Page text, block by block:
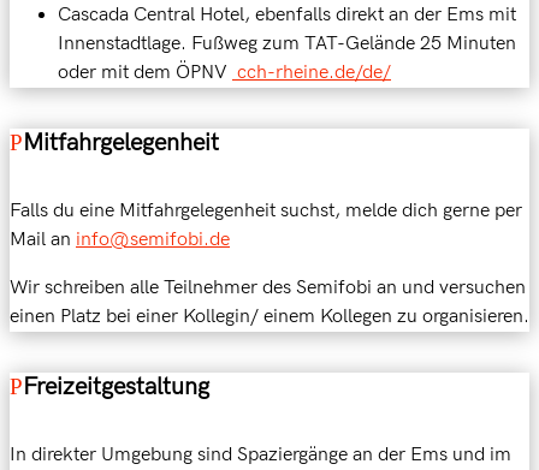
Cascada Central Hotel, ebenfalls direkt an der Ems mit
Innenstadtlage. Fußweg zum TAT-Gelände 25 Minuten
oder mit dem ÖPNV cch-rheine.de/de/
Mitfahrgelegenheit
Falls du eine Mitfahrgelegenheit suchst, melde dich gerne per
Mail an info@semifobi.de
Wir schreiben alle Teilnehmer des Semifobi an und versuchen
einen Platz bei einer Kollegin/ einem Kollegen zu organisieren.
Freizeitgestaltung
In direkter Umgebung sind Spaziergänge an der Ems und im